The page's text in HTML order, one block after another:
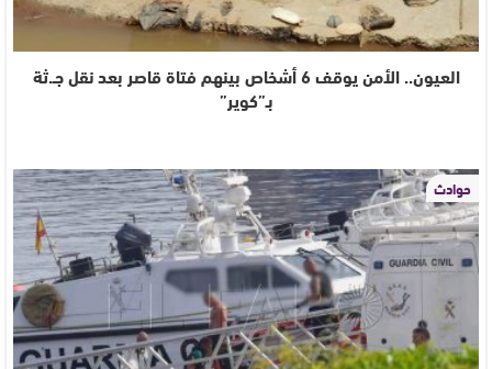
العيون.. الأمن يوقف 6 أشخاص بينهم فتاة قاصر بعد نقل جـ.ثة
بـ”كوير”
حوادث